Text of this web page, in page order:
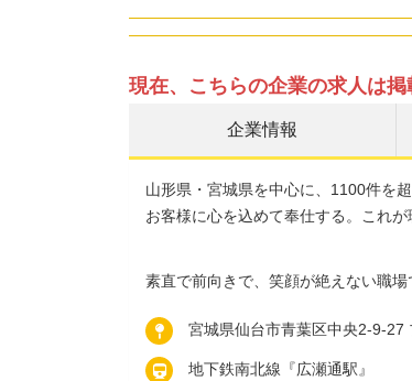
現在、こちらの企業の求人は
企業情報
山形県・宮城県を中心に、1100件を
お客様に心を込めて奉仕する。これが
素直で前向きで、笑顔が絶えない職場
宮城県仙台市青葉区中央2-9-27
地下鉄南北線『広瀬通駅』